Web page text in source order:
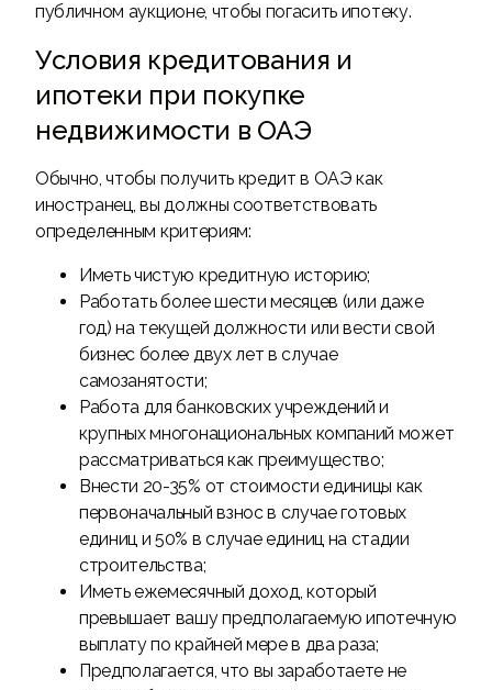
публичном аукционе, чтобы погасить ипотеку.
Условия кредитования и
ипотеки при покупке
недвижимости в ОАЭ
Обычно, чтобы получить кредит в ОАЭ как
иностранец, вы должны соответствовать
определенным критериям:
Иметь чистую кредитную историю;
Работать более шести месяцев (или даже
год) на текущей должности или вести свой
бизнес более двух лет в случае
самозанятости;
Работа для банковских учреждений и
крупных многонациональных компаний может
рассматриваться как преимущество;
Внести 20-35% от стоимости единицы как
первоначальный взнос в случае готовых
единиц и 50% в случае единиц на стадии
строительства;
Иметь ежемесячный доход, который
превышает вашу предполагаемую ипотечную
выплату по крайней мере в два раза;
Предполагается, что вы заработаете не